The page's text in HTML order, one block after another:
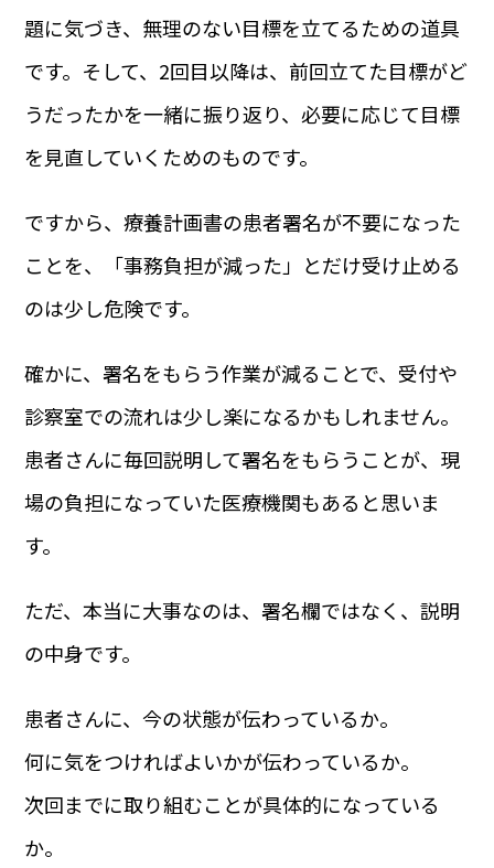
題に気づき、無理のない目標を立てるための道具
です。そして、2回目以降は、前回立てた目標がど
うだったかを一緒に振り返り、必要に応じて目標
を見直していくためのものです。
ですから、療養計画書の患者署名が不要になった
ことを、「事務負担が減った」とだけ受け止める
のは少し危険です。
確かに、署名をもらう作業が減ることで、受付や
診察室での流れは少し楽になるかもしれません。
患者さんに毎回説明して署名をもらうことが、現
場の負担になっていた医療機関もあると思いま
す。
ただ、本当に大事なのは、署名欄ではなく、説明
の中身です。
患者さんに、今の状態が伝わっているか。
何に気をつければよいかが伝わっているか。
次回までに取り組むことが具体的になっている
か。